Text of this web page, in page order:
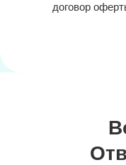
договор
Купить